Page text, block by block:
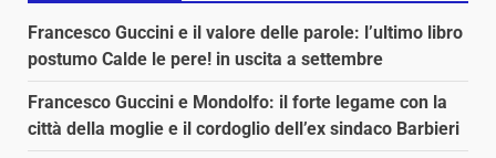
Francesco Guccini e il valore delle parole: l’ultimo libro
postumo Calde le pere! in uscita a settembre
Francesco Guccini e Mondolfo: il forte legame con la
città della moglie e il cordoglio dell’ex sindaco Barbieri